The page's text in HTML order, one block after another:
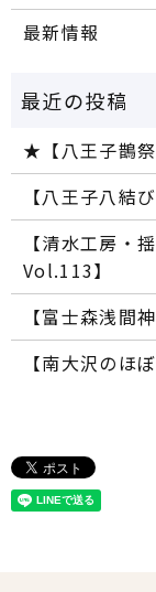
最新情報
★【八王子鵲祭
【八王子八結
【清水工房・
Vol.113】
【富士森浅間
【南大沢のほ